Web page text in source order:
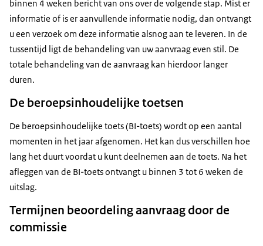
binnen 4 weken bericht van ons over de volgende stap. Mist er
informatie of is er aanvullende informatie nodig, dan ontvangt
u een verzoek om deze informatie alsnog aan te leveren. In de
tussentijd ligt de behandeling van uw aanvraag even stil. De
totale behandeling van de aanvraag kan hierdoor langer
duren.
De beroepsinhoudelijke toetsen
De beroepsinhoudelijke toets (BI-toets) wordt op een aantal
momenten in het jaar afgenomen. Het kan dus verschillen hoe
lang het duurt voordat u kunt deelnemen aan de toets. Na het
afleggen van de BI-toets ontvangt u binnen 3 tot 6 weken de
uitslag.
Termijnen beoordeling aanvraag door de
commissie